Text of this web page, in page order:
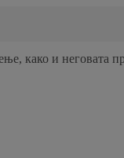
како и неговата